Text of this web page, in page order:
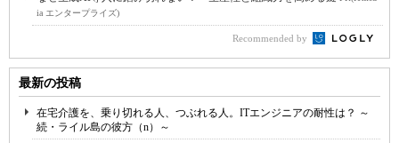
ia エンタープライズ)
Recommended by
最新の投稿
在宅介護を、乗り切れる人、つぶれる人。ITエンジニアの耐性は？ ～
続・ライル島の彼方（n）～